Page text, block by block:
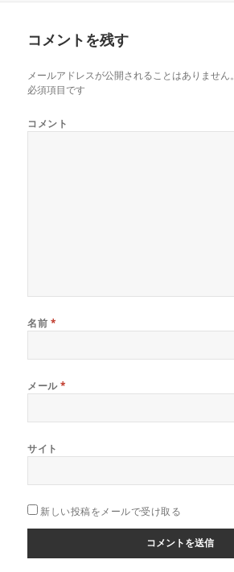
コメントを残す
メールアドレスが公開されることはありません。
必須項目です
コメント
名前 *
メール*
サイト
新しい投稿をメールで受け取る